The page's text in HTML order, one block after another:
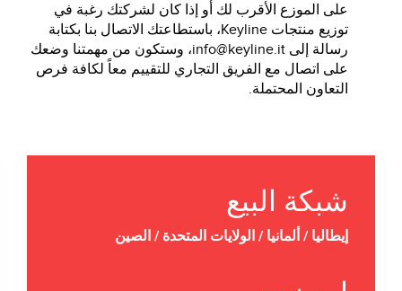
على الموزع الأقرب لك أو إذا كان لشركتك رغبة في
توزيع منتجات Keyline، باستطاعتك الاتصال بنا بكتابة
رسالة إلى info@keyline.it، وستكون من مهمتنا وضعك
على اتصال مع الفريق التجاري للتقييم معاً لكافة فرص
التعاون المحتملة.
شبكة البيع
إيطاليا / ألمانيا / الولايات المتحدة / الصين